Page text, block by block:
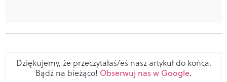
Dziękujemy, że przeczytałaś/eś nasz artykuł do końca.
Bądź na bieżąco! Obserwuj nas w Google.